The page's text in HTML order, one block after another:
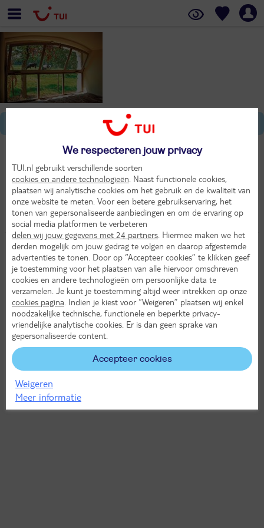
Bekijk ons aanbod
We respecteren jouw privacy
TUI.nl gebruikt verschillende soorten
cookies en andere technologieën . Naast functionele cookies,
plaatsen wij analytische cookies om het gebruik en de kwaliteit van
onze website te meten. Voor een betere gebruikservaring, het
tonen van gepersonaliseerde aanbiedingen en om de ervaring op
social media platformen te verbeteren
delen wij jouw gegevens met 24 partners . Hiermee maken we het
derden mogelijk om jouw gedrag te volgen en daarop afgestemde
advertenties te tonen. Door op “Accepteer cookies” te klikken geef
je toestemming voor het plaatsen van alle hiervoor omschreven
cookies en andere technologieën om persoonlijke data te
verzamelen. Je kunt je toestemming altijd weer intrekken op onze
cookies pagina . Indien je kiest voor “Weigeren” plaatsen wij enkel
noodzakelijke technische, functionele en beperkte privacy-
vriendelijke analytische cookies. Er is dan geen sprake van
gepersonaliseerde content.
Accepteer cookies
Weigeren
Meer informatie